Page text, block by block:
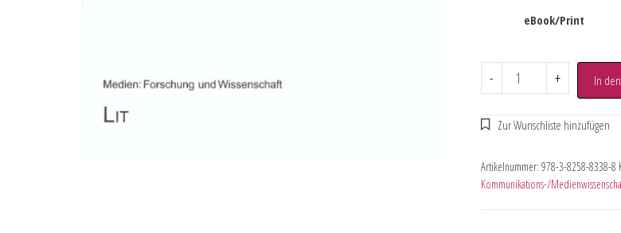
eBook/Print
- + In
Artikelnummer: 978-3-8258-8338-8
Kommunikations-/